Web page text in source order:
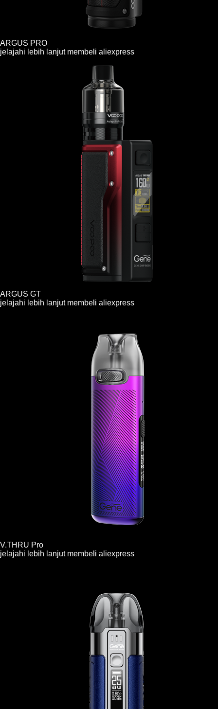
ARGUS PRO
jelajahi lebih lanjut membeli aliexpress
ARGUS GT
jelajahi lebih lanjut membeli aliexpress
V.THRU Pro
jelajahi lebih lanjut membeli aliexpress